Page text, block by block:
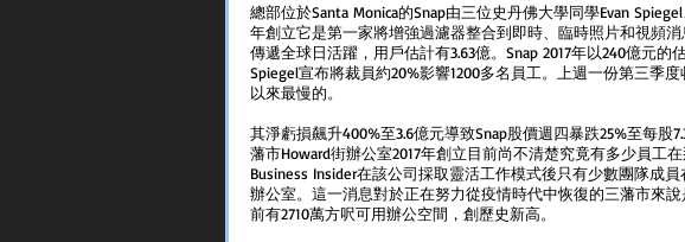
總部位於Santa Monica的Snap由三位史丹佛大學同學Evan
年創立它是第一家將增強過濾器整合到即時、臨時照片和視頻
傳遞全球日活躍，用戶估計有3.63億。Snap 2017年以240億元
Spiegel宣布將裁員約20%影響1200多名員工。上週一份第三季
以來最慢的。
其淨虧損飆升400%至3.6億元導致Snap股價週四暴跌25%至每股
藩市Howard街辦公室2017年創立目前尚不清楚究竟有多少員工
Business Insider在該公司採取靈活工作模式後只有少數團隊成
辦公室。這一消息對於正在努力從疫情時代中恢復的三藩市來
前有2710萬方呎可用辦公空間，創歷史新高。